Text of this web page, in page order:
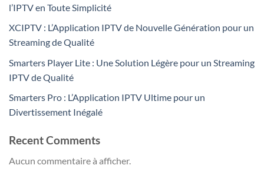
l’IPTV en Toute Simplicité
XCIPTV : L’Application IPTV de Nouvelle Génération pour un
Streaming de Qualité
Smarters Player Lite : Une Solution Légère pour un Streaming
IPTV de Qualité
Smarters Pro : L’Application IPTV Ultime pour un
Divertissement Inégalé
Recent Comments
Aucun commentaire à afficher.